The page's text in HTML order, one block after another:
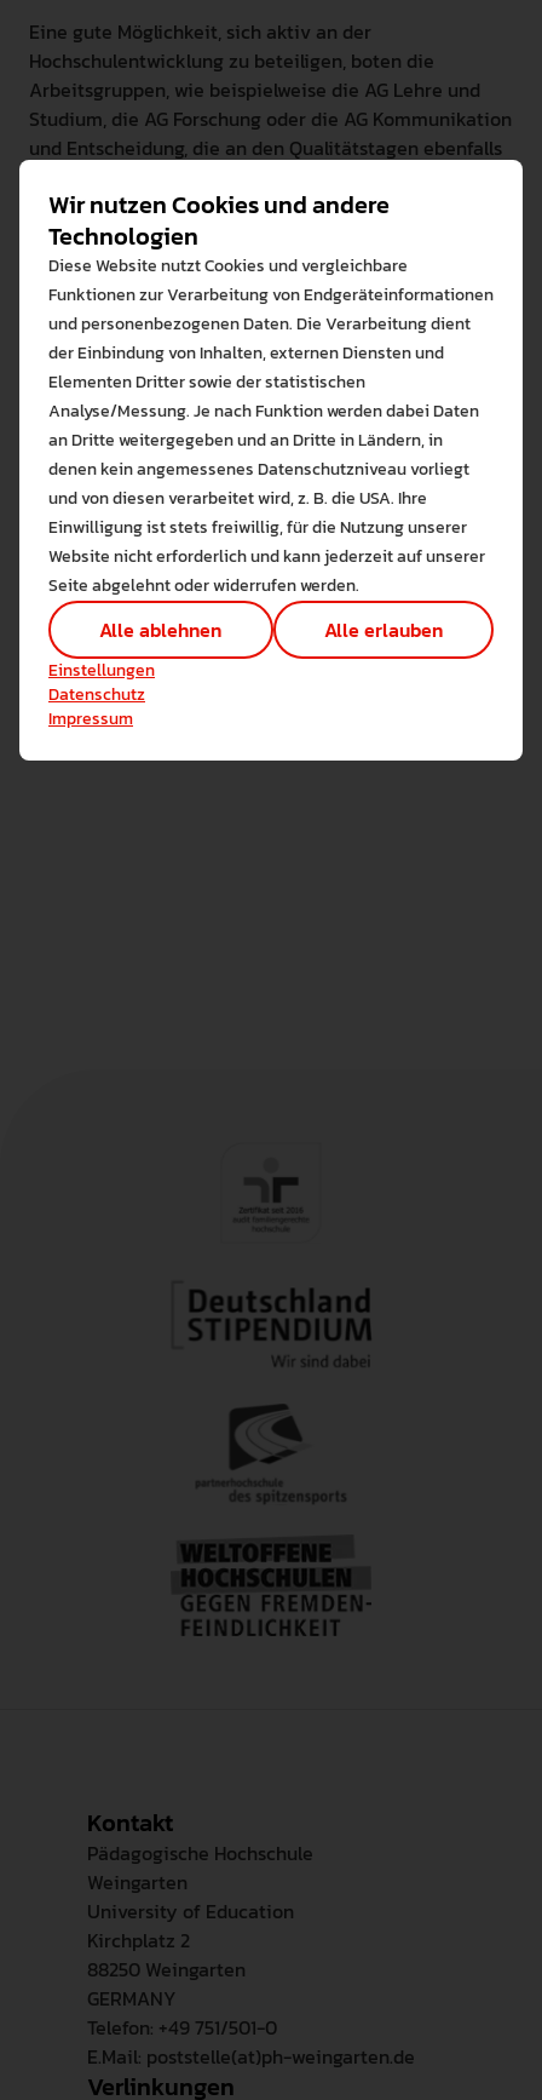
Eine gute Möglichkeit, sich aktiv an der
Hochschulentwicklung zu beteiligen, boten die
Arbeitsgruppen, wie beispielweise die AG Lehre und
Studium, die AG Forschung oder die AG Kommunikation
und Entscheidung, die an den Qualitätstagen ebenfalls
offen standen.
„Die Qualitätstage 2023 waren insgesamt sehr
erfolgreich und überaus konstruktiv – die Planung für
2024 beginnt bereits jetzt mit diesem Schwung“, zieht
die Organisatorin und Referentin für
Qualitätsmanagement Stefanie Claußen Bilanz.
-----------------
Text: Stefanie Claußen, Arne Geertz
Fotos: Reinhold Wentsch
Kontakt
Pädagogische Hochschule
Weingarten
University of Education
Kirchplatz 2
88250 Weingarten
GERMANY
Telefon: +49 751/501-0
E.Mail: poststelle(at)ph-weingarten.de
Verlinkungen
Wir nutzen Cookies und andere
Technologien
Diese Website nutzt Cookies und vergleichbare
Funktionen zur Verarbeitung von Endgeräteinformationen
und personenbezogenen Daten. Die Verarbeitung dient
der Einbindung von Inhalten, externen Diensten und
Elementen Dritter sowie der statistischen
Analyse/Messung. Je nach Funktion werden dabei Daten
an Dritte weitergegeben und an Dritte in Ländern, in
denen kein angemessenes Datenschutzniveau vorliegt
und von diesen verarbeitet wird, z. B. die USA. Ihre
Einwilligung ist stets freiwillig, für die Nutzung unserer
Website nicht erforderlich und kann jederzeit auf unserer
Seite abgelehnt oder widerrufen werden.
Alle ablehnen Alle erlauben
Einstellungen
Datenschutz
Impressum
Bitte wählen Sie
Die auf der Website verwendeten
Lernen Sie mehr
Alle erlauben
Technisch notwendig (1)
Hier sind alle technisch
Analyse / Statistiken (1)
Einstellungen speichern